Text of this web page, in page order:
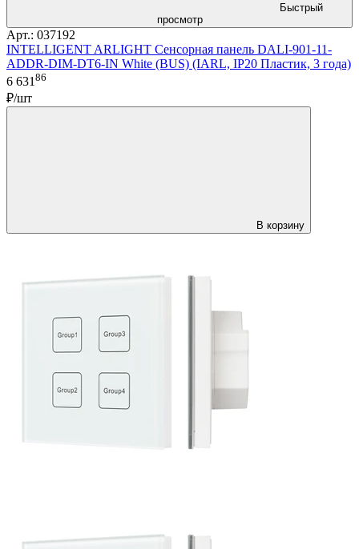
Быстрый
просмотр
Арт.: 037192
INTELLIGENT ARLIGHT Сенсорная панель DALI-901-11-
ADDR-DIM-DT6-IN White (BUS) (IARL, IP20 Пластик, 3 года)
6 631 86
₽/шт
В корзину